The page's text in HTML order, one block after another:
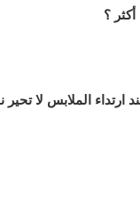
ارتداء الملابس لا